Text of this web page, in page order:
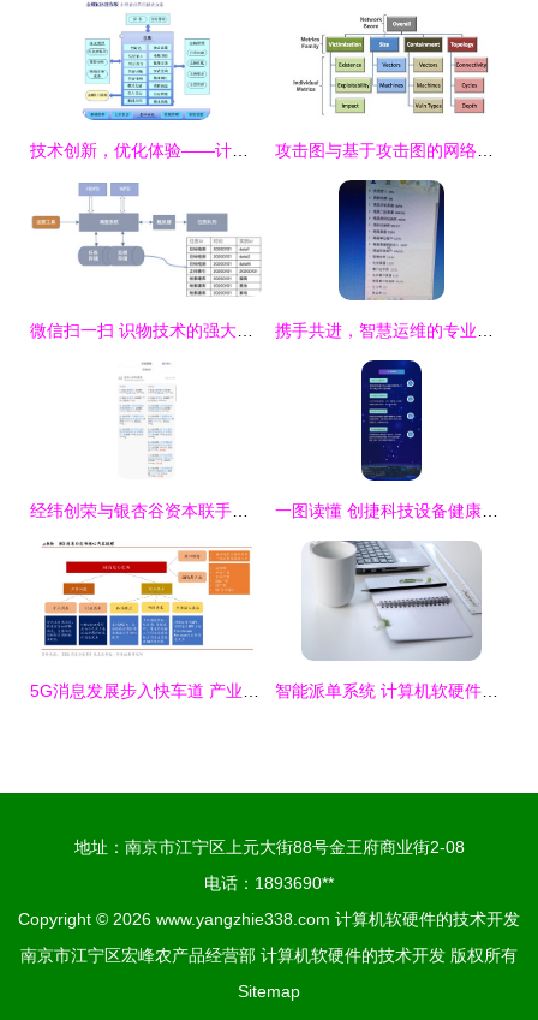
地址：南京市江宁区上元大街88号金王府商业街2-08
电话：1893690**
Copyright © 2026 www.yangzhie338.com 计算机软硬件的技术开发
南京市江宁区宏峰农产品经营部 计算机软硬件的技术开发 版权所有
Sitemap